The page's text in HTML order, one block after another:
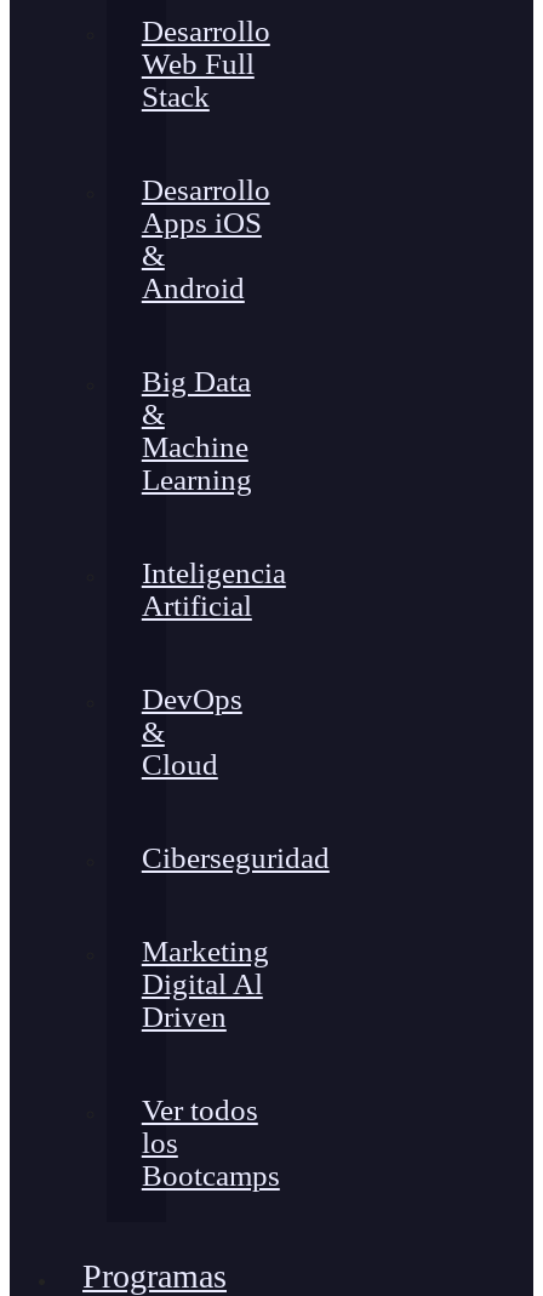
Desarrollo
Web Full
Stack
Desarrollo
Apps iOS
&
Android
Big Data
&
Machine
Learning
Inteligencia
Artificial
DevOps
&
Cloud
Ciberseguridad
Marketing
Digital Al
Driven
Ver todos
los
Bootcamps
Programas